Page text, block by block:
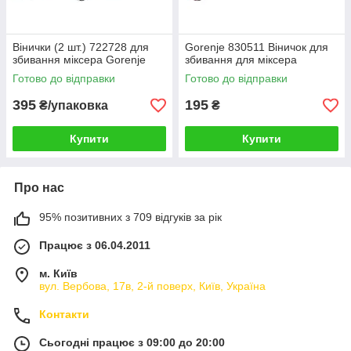
Вінички (2 шт.) 722728 для
збивання міксера Gorenje
Готово до відправки
395 ₴/упаковка
Купити
Gorenje 830511 Віничок для
збивання для міксера
Готово до відправки
195 ₴
Купити
Про нас
95% позитивних з 709 відгуків за рік
Працює з 06.04.2011
м. Київ
вул. Вербова, 17в, 2-й поверх, Київ, Україна
Контакти
Сьогодні працює з 09:00 до 20:00